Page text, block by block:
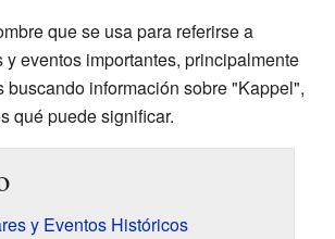
que se usa para referirse a
y eventos importantes, principalmente
buscando información sobre "Kappel",
qué puede significar.
y Eventos Históricos